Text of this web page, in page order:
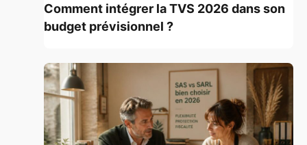
Comment intégrer la TVS 2026 dans son
budget prévisionnel ?